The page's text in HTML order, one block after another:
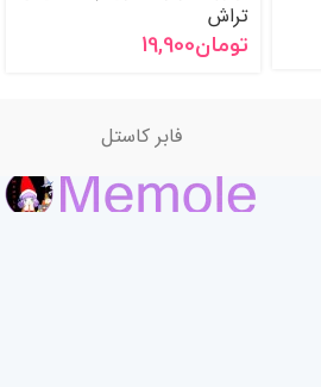
تراش
تومان19,900
فابر کاستل